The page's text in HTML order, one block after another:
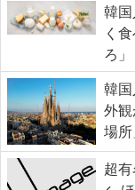
韓
く
ろ」
韓
外
場所
超